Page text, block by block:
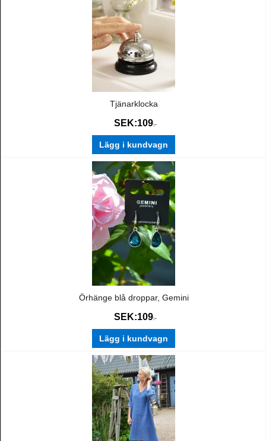
Tjänarklocka
SEK:109:-
Lägg i kundvagn
Örhänge blå droppar, Gemini
SEK:109:-
Lägg i kundvagn